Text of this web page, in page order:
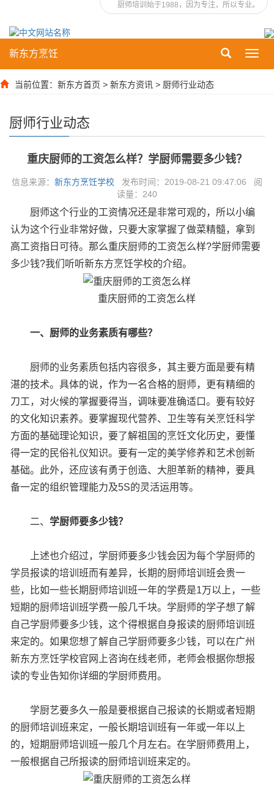
厨师培训始于1988，因为专注，所以专业。
新东方烹饪
当前位置： 新东方首页 > 新东方资讯 > 厨师行业动态
厨师行业动态
重庆厨师的工资怎么样？学厨师需要多少钱？
信息来源： 新东方烹饪学校 发布时间：2019-08-21 09:47:06 阅
读量： 240
厨师这个行业的工资情况还是非常可观的，所以小编
认为这个行业非常好做，只要大家掌握了做菜精髓，拿到
高工资指日可待。那么重庆厨师的工资怎么样?学厨师需要
多少钱?我们听听新东方烹饪学校的介绍。
重庆厨师的工资怎么样
一、厨师的业务素质有哪些？
厨师的业务素质包括内容很多，其主要方面是要有精
湛的技术。具体的说，作为一名合格的厨师，更有精细的
刀工，对火候的掌握要得当，调味要准确适口。要有较好
的文化知识素养。要掌握现代营养、卫生等有关烹饪科学
方面的基础理论知识，要了解祖国的烹饪文化历史，要懂
得一定的民俗礼仪知识。要有一定的美学修养和艺术创新
基础。此外，还应该有勇于创造、大胆革新的精神，要具
备一定的组织管理能力及5S的灵活运用等。
二、 学厨师要多少钱？
上述也介绍过，学厨师要多少钱会因为每个学厨师的
学员报读的培训班而有差异，长期的厨师培训班会贵一
些，比如一些长期厨师培训班一年的学费是1万以上，一些
短期的厨师培训班学费一般几千块。学厨师的学子想了解
自己学厨师要多少钱，这个得根据自身报读的厨师培训班
来定的。如果您想了解自己学厨师要多少钱，可以在广州
新东方烹饪学校官网上咨询在线老师，老师会根据你想报
读的专业告知你详细的学厨师费用。
学厨艺要多久一般是要根据自己报读的长期或者短期
的厨师培训班来定，一般长期培训班有一年或一年以上
的，短期厨师培训班一般几个月左右。在学厨师费用上，
一般根据自己所报读的厨师培训班来定的。